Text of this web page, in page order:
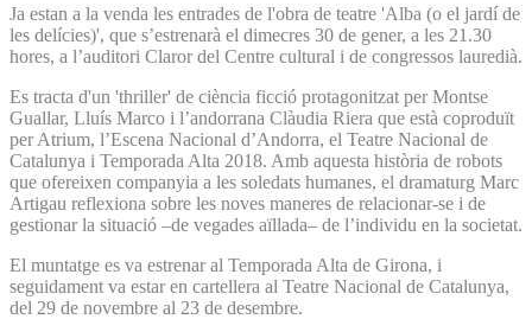
Ja estan a la venda les entrades de l'obra de teatre 'Alba (o el jardí de
les delícies)', que s’estrenarà el dimecres 30 de gener, a les 21.30
hores, a l’auditori Claror del Centre cultural i de congressos lauredià.
Es tracta d'un 'thriller' de ciència ficció protagonitzat per Montse
Guallar, Lluís Marco i l’andorrana Clàudia Riera que està coproduït
per Atrium, l’Escena Nacional d’Andorra, el Teatre Nacional de
Catalunya i Temporada Alta 2018. Amb aquesta història de robots
que ofereixen companyia a les soledats humanes, el dramaturg Marc
Artigau reflexiona sobre les noves maneres de relacionar‐se i de
gestionar la situació –de vegades aïllada– de l’individu en la societat.
El muntatge es va estrenar al Temporada Alta de Girona, i
seguidament va estar en cartellera al Teatre Nacional de Catalunya,
del 29 de novembre al 23 de desembre.